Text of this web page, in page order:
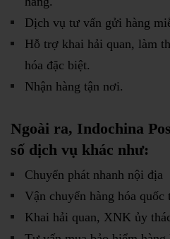
Dịch vụ tư vấn gửi hàng
Hỗ trợ khai hải quan, làm
hóa đặc biệt.
Nhận hàng tận nơi.
Ngoài ra, Indochina
số dịch vụ khác như:
Chuyển phát nhanh nội địa
Vận chuyển hàng hóa quốc
Khai hải quan, XNK ủy